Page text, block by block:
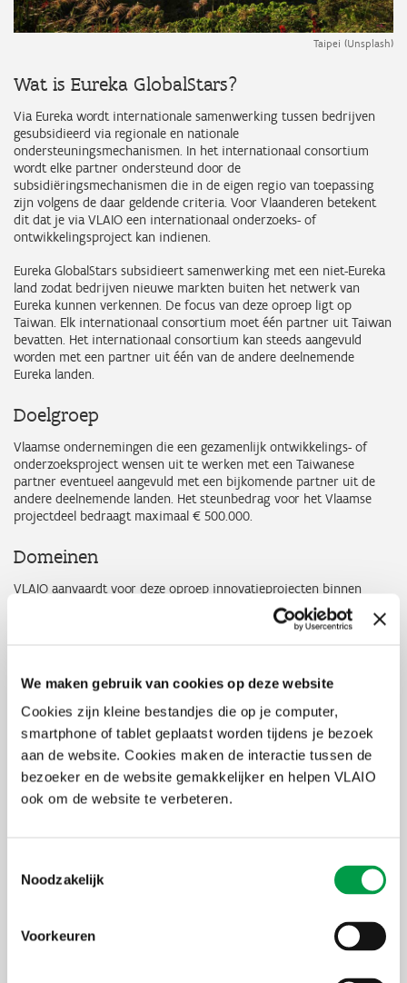
We maken gebruik van cookies op deze website
Cookies zijn kleine bestandjes die op je computer,
smartphone of tablet geplaatst worden tijdens je bezoek
aan de website. Cookies maken de interactie tussen de
bezoeker en de website gemakkelijker en helpen VLAIO
ook om de website te verbeteren.
Noodzakelijk
Voorkeuren
Taipei (Unsplash)
Wat is Eureka GlobalStars?
Via Eureka wordt internationale samenwerking tussen bedrijven
gesubsidieerd via regionale en nationale
ondersteuningsmechanismen. In het internationaal consortium
wordt elke partner ondersteund door de
subsidiëringsmechanismen die in de eigen regio van toepassing
zijn volgens de daar geldende criteria. Voor Vlaanderen betekent
dit dat je via VLAIO een internationaal onderzoeks- of
ontwikkelingsproject kan indienen.
Eureka GlobalStars subsidieert samenwerking met een niet-Eureka
land zodat bedrijven nieuwe markten buiten het netwerk van
Eureka kunnen verkennen. De focus van deze oproep ligt op
Taiwan. Elk internationaal consortium moet één partner uit Taiwan
bevatten. Het internationaal consortium kan steeds aangevuld
worden met een partner uit één van de andere deelnemende
Eureka landen.
Doelgroep
Vlaamse ondernemingen die een gezamenlijk ontwikkelings- of
onderzoeksproject wensen uit te werken met een Taiwanese
partner eventueel aangevuld met een bijkomende partner uit de
andere deelnemende landen. Het steunbedrag voor het Vlaamse
projectdeel bedraagt maximaal € 500.000.
Domeinen
VLAIO aanvaardt voor deze oproep innovatieprojecten binnen
Telecommunicatie (5G, 6G)
Geavanceerde productietechnieken
Digitale gezondheid / biotechnologie
Duurzaamheid, zoals (maar niet beperkt tot):
Circulaire economie, inclusief koolstofcirculatie,
industriële procescirculatie
Mobiliteit
Belangrijke data
29 augustus 2025 – 17:00 CEST: deadline indiening